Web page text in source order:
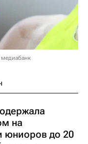
медиабанк
на
юниоров до 20